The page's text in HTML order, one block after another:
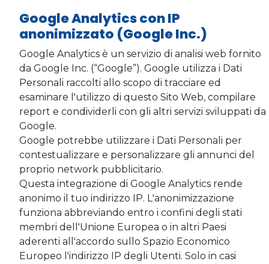
Google Analytics con IP
anonimizzato (Google Inc.)
Google Analytics è un servizio di analisi web fornito
da Google Inc. (“Google”). Google utilizza i Dati
Personali raccolti allo scopo di tracciare ed
esaminare l'utilizzo di questo Sito Web, compilare
report e condividerli con gli altri servizi sviluppati da
Google.
Google potrebbe utilizzare i Dati Personali per
contestualizzare e personalizzare gli annunci del
proprio network pubblicitario.
Questa integrazione di Google Analytics rende
anonimo il tuo indirizzo IP. L'anonimizzazione
funziona abbreviando entro i confini degli stati
membri dell'Unione Europea o in altri Paesi
aderenti all'accordo sullo Spazio Economico
Europeo l'indirizzo IP degli Utenti. Solo in casi